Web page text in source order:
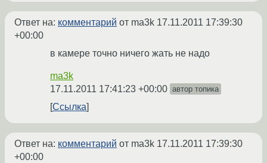
Ответ на: комментарий от ma3k 17.11.2011 17:39:30
+00:00
в камере точно ничего жать не надо
ma3k
17.11.2011 17:41:23 +00:00 автор топика
Ссылка
Ответ на: комментарий от ma3k 17.11.2011 17:39:30
+00:00